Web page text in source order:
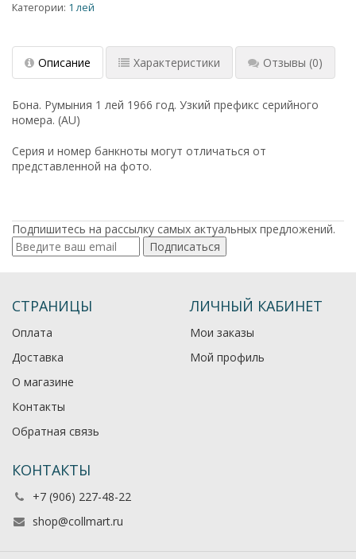
Категории: 1 лей
Описание Характеристики Отзывы (0)
Бона. Румыния 1 лей 1966 год. Узкий префикс серийного
номера. (AU)
Серия и номер банкноты могут отличаться от
представленной на фото.
Подпишитесь на рассылку самых актуальных предложений.
Подписаться
СТРАНИЦЫ
Оплата
Доставка
О магазине
Контакты
Обратная связь
ЛИЧНЫЙ КАБИНЕТ
Мои заказы
Мой профиль
КОНТАКТЫ
+7 (906) 227-48-22
shop@collmart.ru